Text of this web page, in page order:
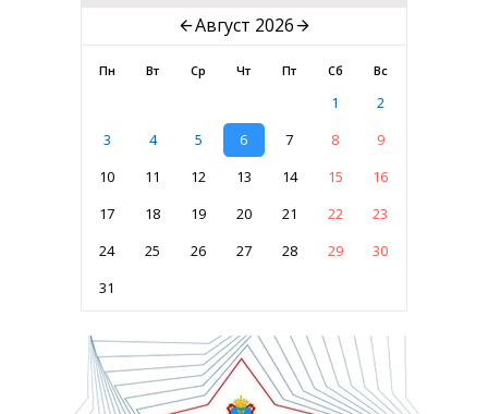
Август 2026
Пн Вт Ср Чт Пт Сб Вс
1
2
3
4 5 6 7 8
9
10
11 12 13 14 15
16
17
18 19 20 21 22
23
24
25 26 27 28 29
30
31